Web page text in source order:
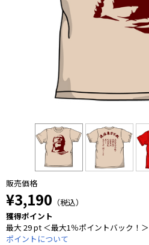
販売価格
¥3,190 （税込）
獲得ポイント
最大 29 pt ＜最大1％ポイントバック！＞
ポイントについて